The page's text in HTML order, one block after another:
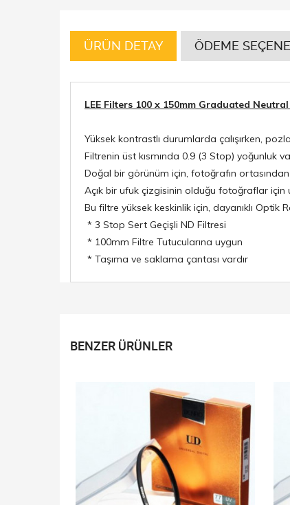
ÜRÜN DETAY ÖDEME
LEE Filters 100 x 150mm Graduated
Yüksek kontrastlı durumlarda çalışırken,
Filtrenin üst kısmında 0.9 (3 Stop) yoğunluk
Doğal bir görünüm için, fotoğrafın
Açık bir ufuk çizgisinin olduğu fotoğraflar için
Bu filtre yüksek keskinlik için, dayanıklı Optik
* 3 Stop Sert Geçişli ND Filtresi
* 100mm Filtre Tutucularına uygun
* Taşıma ve saklama çantası vardır
BENZER ÜRÜNLER